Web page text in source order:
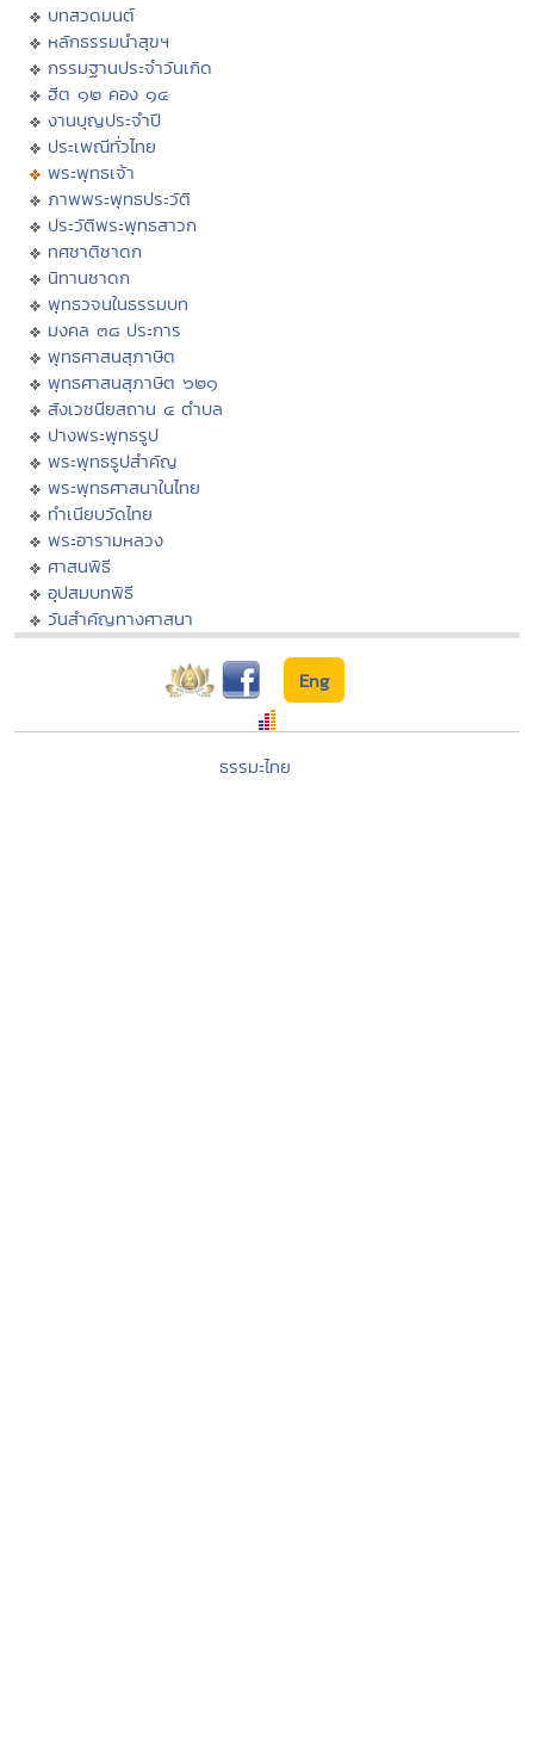
บทสวดมนต์
หลักธรรมนำสุขฯ
กรรมฐานประจำวันเกิด
ฮีต ๑๒ คอง ๑๔
งานบุญประจำปี
ประเพณีทั่วไทย
พระพุทธเจ้า
ภาพพระพุทธประวัติ
ประวัติพระพุทธสาวก
ทศชาติชาดก
นิทานชาดก
พุทธวจนในธรรมบท
มงคล ๓๘ ประการ
พุทธศาสนสุภาษิต
พุทธศาสนสุภาษิต ๖๒๑
สังเวชนียสถาน ๔ ตำบล
ปางพระพุทธรูป
พระพุทธรูปสำคัญ
พระพุทธศาสนาในไทย
ทำเนียบวัดไทย
พระอารามหลวง
ศาสนพิธี
อุปสมบทพิธี
วันสำคัญทางศาสนา
Eng
ธรรมะไทย